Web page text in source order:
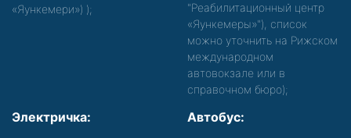
«Яункемери») );
"Реабилитационный центр
«Яункемеры»"), список
можно уточнить на Рижском
международном
автовокзале или в
справочном бюро);
Электричка: Автобус: